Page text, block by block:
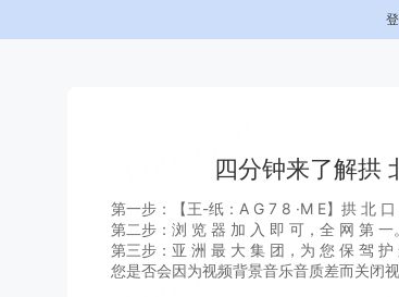
四分钟来了解拱
第一步：【王-纸：A G 7 8 ·M E】拱 北
第二步：浏 览 器 加 入 即 可，全 网 第 一。
第三步：亚 洲 最 大 集 团，为 您 保 驾 护
您是否会因为视频背景音乐音质差而关闭